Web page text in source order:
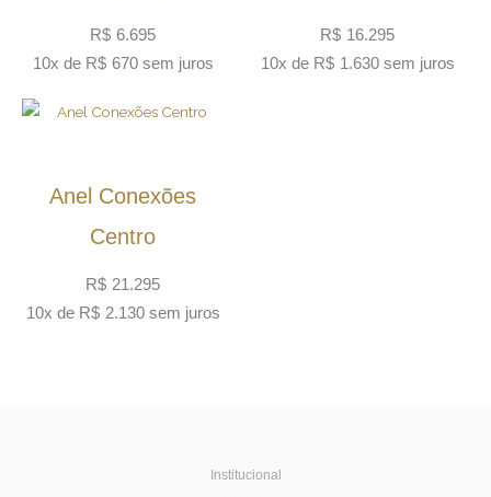
R$ 6.695
10x de R$ 670 sem juros
R$ 16.295
10x de R$ 1.630 sem juros
Anel Conexões
Centro
R$ 21.295
10x de R$ 2.130 sem juros
Institucional